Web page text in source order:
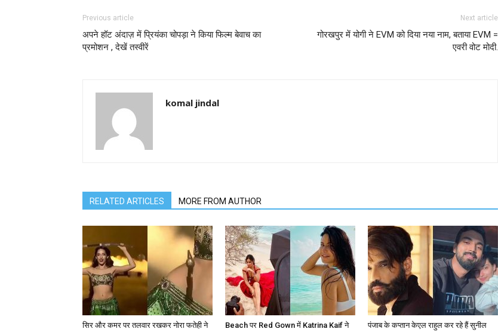
Previous article
अपने हॉट अंदाज़ में प्रियंका चोपड़ा ने किया फिल्म बेवाच का
प्रमोशन , देखें तस्वीरें
Next article
गोरखपुर में योगी ने EVM को दिया नया नाम, बताया EVM =
एवरी वोट मोदी.
komal jindal
RELATED ARTICLES MORE FROM AUTHOR
सिर और कमर पर तलवार रखकर नोरा फतेही ने
Beach पर Red Gown में Katrina Kaif ने
पंजाब के कप्तान केएल राहुल कर रहे हैं सुनील